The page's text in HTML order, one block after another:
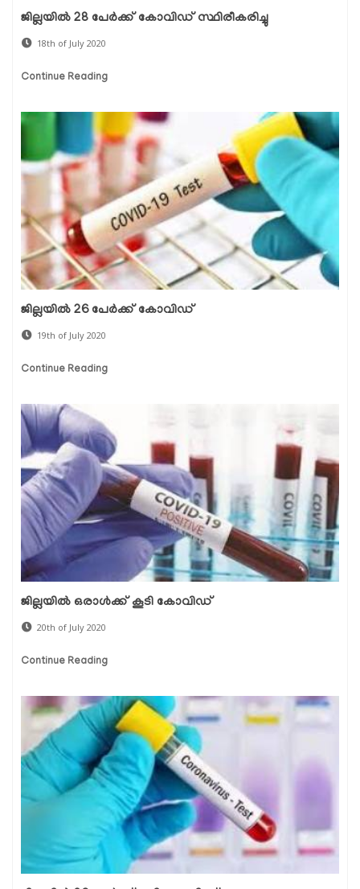
ജില്ലയില്‍ 28 പേര്‍ക്ക് കോവിഡ് സ്ഥിരീകരിച്ചു
18th of July 2020
Continue Reading
ജില്ലയില്‍ 26 പേര്‍ക്ക് കോവിഡ്
19th of July 2020
Continue Reading
ജില്ലയില്‍ ഒരാള്‍ക്ക് കൂടി കോവിഡ്
20th of July 2020
Continue Reading